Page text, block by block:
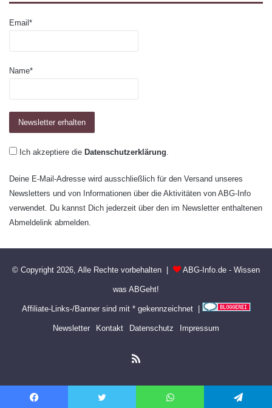
Email*
Name*
Ich akzeptiere die Datenschutzerklärung
Deine E-Mail-Adresse wird ausschließlich für den Versand unseres
Newsletters und von Informationen über die Aktivitäten von ABG-Info
verwendet. Du kannst Dich jederzeit über den im Newsletter enthaltenen
Abmeldelink abmelden.
© Copyright 2026, Alle Rechte vorbehalten | ABG-Info.de - Wissen
was ABGeht!
Affiliate-Links-/Banner sind mit * gekennzeichnet |
Newsletter Kontakt Datenschutz Impressum